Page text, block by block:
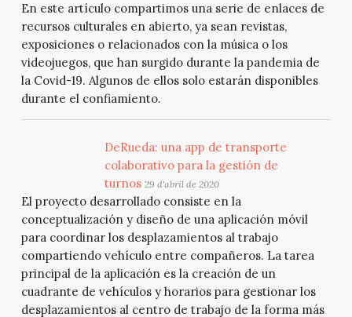
En este artículo compartimos una serie de enlaces de
recursos culturales en abierto, ya sean revistas,
exposiciones o relacionados con la música o los
videojuegos, que han surgido durante la pandemia de
la Covid-19. Algunos de ellos solo estarán disponibles
durante el confiamiento.
DeRueda: una app de transporte
colaborativo para la gestión de
turnos 29 d'abril de 2020
El proyecto desarrollado consiste en la
conceptualización y diseño de una aplicación móvil
para coordinar los desplazamientos al trabajo
compartiendo vehículo entre compañeros. La tarea
principal de la aplicación es la creación de un
cuadrante de vehículos y horarios para gestionar los
desplazamientos al centro de trabajo de la forma más